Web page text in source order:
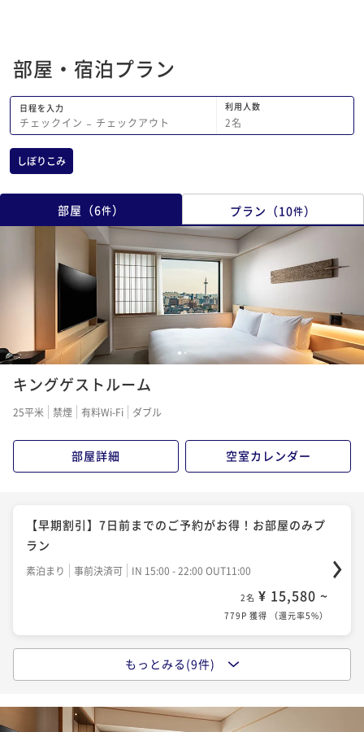
部屋・宿泊プラン
日程を入力
チェックイン − チェックアウト
利用人数
2名
しぼりこみ
部屋 （6件） プラン （10件）
1 2
キングゲストルーム
25平米 禁煙 有料Wi-Fi ダブル
部屋詳細 空室カレンダー
【早期割引】7日前までのご予約がお得！お部屋のみプ
ラン
素泊まり 事前決済可 IN 15:00 - 22:00 OUT11:00
2名 ¥ 15,580 ~
779P 獲得 （還元率5%）
【秋旅×小学生添い寝無料】清水寺徒歩圏内！紅葉観
現地決済可 事前決済可 IN 15:00 - 22:00 OUT11:00
もっとみる(9件)